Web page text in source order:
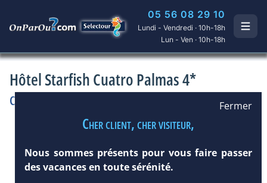
05 56 08 29 10
Lundi - Vendredi · 10h-18h
Lun - Ven · 10h-18h
Hôtel Starfish Cuatro Palmas 4*
Cuba HôtelClub
Fermer
Cher client, cher visiteur,
Nous sommes présents pour vous faire passer
des vacances en toute sérénité.